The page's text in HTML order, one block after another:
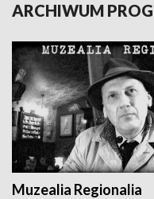
ARCHIWUM
Muzealia Regionalia